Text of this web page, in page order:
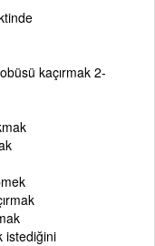
kaçırmak 2-
istediğini